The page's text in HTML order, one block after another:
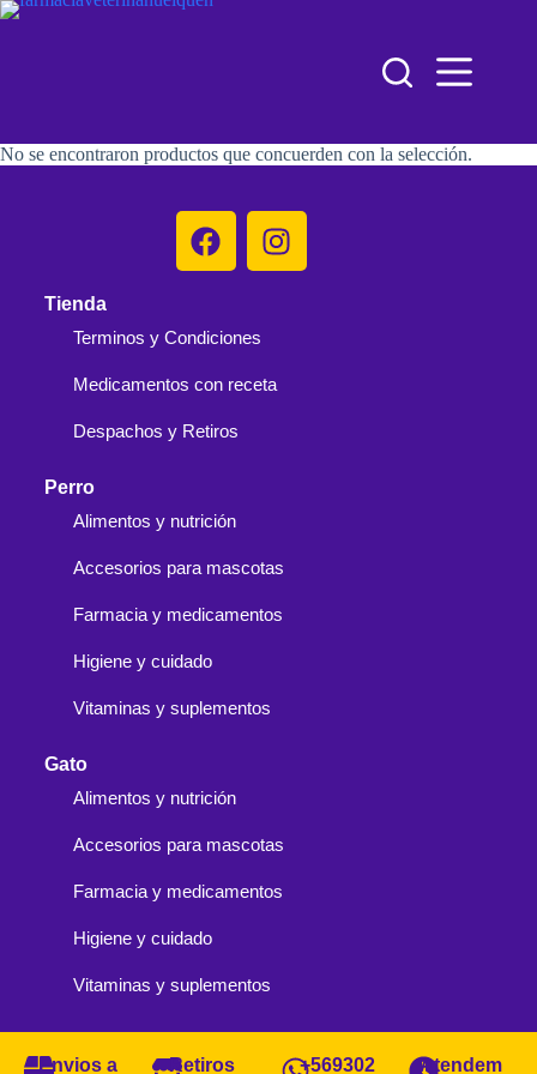
No se encontraron productos que concuerden con la selección.
Tienda
Terminos y Condiciones
Medicamentos con receta
Despachos y Retiros
Perro
Alimentos y nutrición
Accesorios para mascotas
Farmacia y medicamentos
Higiene y cuidado
Vitaminas y suplementos
Gato
Alimentos y nutrición
Accesorios para mascotas
Farmacia y medicamentos
Higiene y cuidado
Vitaminas y suplementos
Envios a Retiros +569302 Atendem